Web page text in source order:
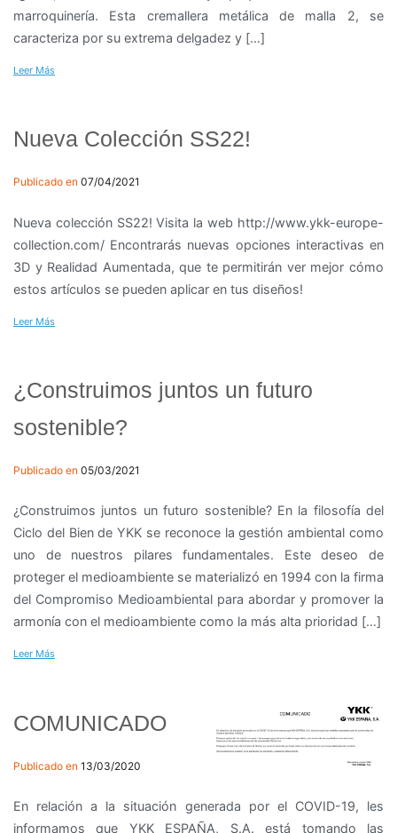
marroquinería. Esta cremallera metálica de malla 2, se
caracteriza por su extrema delgadez y […]
Leer Más
Nueva Colección SS22!
Publicado en 07/04/2021
Nueva colección SS22! Visita la web http://www.ykk-europe-
collection.com/ Encontrarás nuevas opciones interactivas en
3D y Realidad Aumentada, que te permitirán ver mejor cómo
estos artículos se pueden aplicar en tus diseños!
Leer Más
¿Construimos juntos un futuro
sostenible?
Publicado en 05/03/2021
¿Construimos juntos un futuro sostenible? En la filosofía del
Ciclo del Bien de YKK se reconoce la gestión ambiental como
uno de nuestros pilares fundamentales. Este deseo de
proteger el medioambiente se materializó en 1994 con la firma
del Compromiso Medioambiental para abordar y promover la
armonía con el medioambiente como la más alta prioridad […]
Leer Más
COMUNICADO
Publicado en 13/03/2020
En relación a la situación generada por el COVID-19, les
informamos que YKK ESPAÑA, S.A. está tomando las